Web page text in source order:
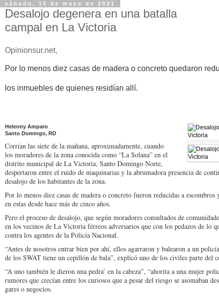
sábado, 15 de mayo de 2021
Desalojo degenera en una batalla
campal en La Victoria
Opinionsur.net,
Por lo menos diez casas de madera o concreto quedaron
los inmuebles de quienes residían allí.
Helenny Amparo
Santo Domingo, RD
Corrían las siete de la ma­ñana, aproximadamente, cuando
los moradores de la zona conocida como “La Solana” en el
distrito mu­nicipal de La Victoria, San­to Domingo Norte,
des­pertaron entre el ruido de maquinarias y la abruma­dora presencia de
desalojo de los habitantes de la zona.
Por lo menos diez casas de madera o concreto fue­ron reducidas a
en estas desde hace más de cinco años.
Pero el proceso de desalo­jo, que según moradores consultados de
en los vecinos de La Victoria fé­rreos adversarios que con los pedazos de lo
contra los agen­tes de la Policía Nacional.
“Antes de nosotros entrar bien por ahí, ellos agarra­ron y balearon a un
de los SWAT tiene un cepillón de bala”, explicó uno de los civiles parte del
“A uno también le dieron una pedra’ en la cabeza”, “ahorita a una mujer
rumores que crecían entre los curio­sos que a pesar del riesgo se asomaban
gares o negocios.